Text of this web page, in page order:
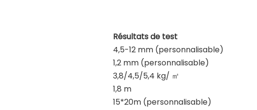
Résultats de test
4,5-12 mm (personnalisable)
1,2 mm (personnalisable)
3,8/4,5/5,4 kg/ ㎡
1,8 m
15*20m (personnalisable)